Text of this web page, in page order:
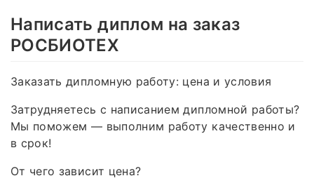
Написать диплом на заказ
РОСБИОТЕХ
Заказать дипломную работу: цена и условия
Затрудняетесь с написанием дипломной работы?
Мы поможем — выполним работу качественно и
в срок!
От чего зависит цена?